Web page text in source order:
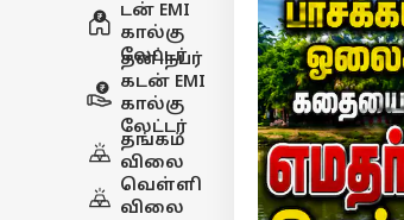
டன் EMI
கால்கு
லேட்டர்
தனிநபர்
கடன் EMI
கால்கு
லேட்டர்
தங்கம்
விலை
வெள்ளி
விலை